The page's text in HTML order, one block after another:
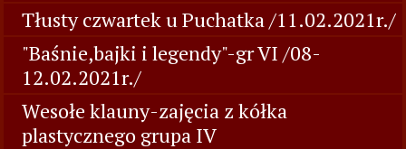
Tłusty czwartek u Puchatka /11.02.2021r./
"Baśnie,bajki i legendy"-gr VI /08-
12.02.2021r./
Wesołe klauny-zajęcia z kółka
plastycznego grupa IV